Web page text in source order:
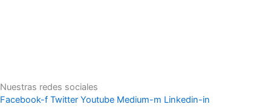
Nuestras redes sociales
Facebook-f Twitter Youtube Medium-m Linkedin-in